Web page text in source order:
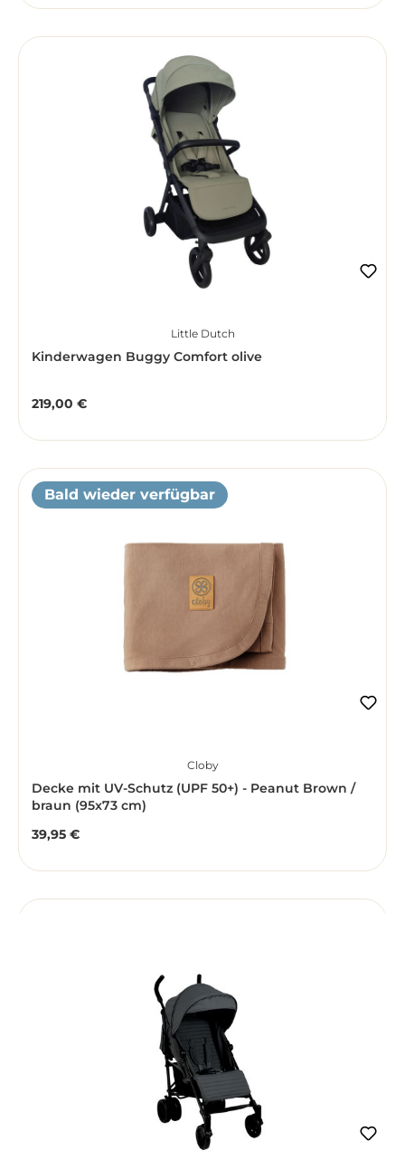
Little Dutch
Kinderwagen Buggy Comfort olive
Regulärer Preis:
219,00 €
Bald wieder verfügbar
Cloby
Decke mit UV-Schutz (UPF 50+) - Peanut Brown /
braun (95x73 cm)
Regulärer Preis:
39,95 €